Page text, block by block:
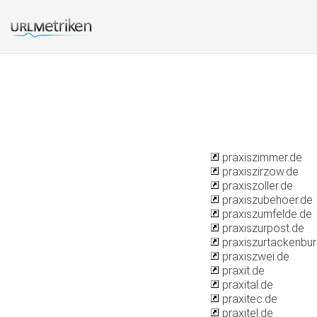
praxiszimmer.de
praxiszirzow.de
praxiszoller.de
praxiszubehoer.de
praxiszumfelde.de
praxiszurpost.de
praxiszwei.de
praxit.de
praxital.de
praxitec.de
praxitel.de